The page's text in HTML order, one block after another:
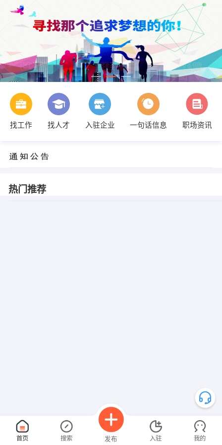
找工作 找人才 入驻企业 一句话信息 职场资讯
热门推荐
首页 搜索 发布 入驻 我的